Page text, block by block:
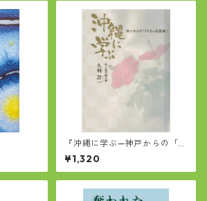
『沖縄に学ぶ—神戸からの「う
ちなぁ見聞録」』
¥1,320